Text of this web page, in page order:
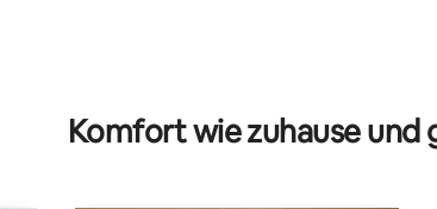
Komfort wie zuhause